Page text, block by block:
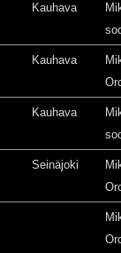
Kauhava
Kauhava
Kauhava
Seinäjoki